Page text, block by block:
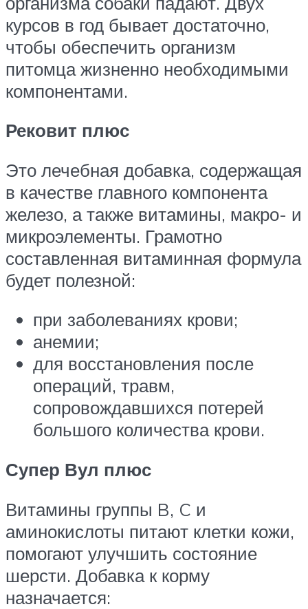
курсов в год бывает достаточно,
чтобы обеспечить организм
питомца жизненно необходимыми
компонентами.
Рековит плюс
Это лечебная добавка, содержащая
в качестве главного компонента
железо, а также витамины, макро- и
микроэлементы. Грамотно
составленная витаминная формула
будет полезной:
при заболеваниях крови;
анемии;
для восстановления после
операций, травм,
сопровождавшихся потерей
большого количества крови.
Супер Вул плюс
Витамины группы B, C и
аминокислоты питают клетки кожи,
помогают улучшить состояние
шерсти. Добавка к корму
назначается: